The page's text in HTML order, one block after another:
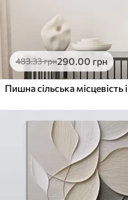
483.33грн290.00 грн